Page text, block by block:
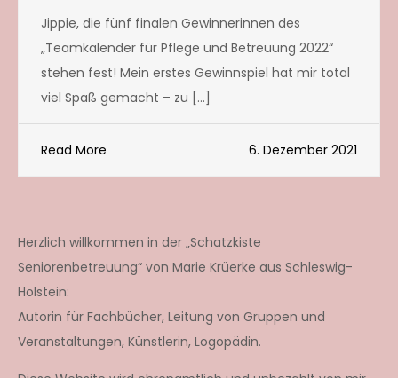
Jippie, die fünf finalen Gewinnerinnen des
„Teamkalender für Pflege und Betreuung 2022“
stehen fest! Mein erstes Gewinnspiel hat mir total
viel Spaß gemacht – zu […]
Read More 6. Dezember 2021
Herzlich willkommen in der „Schatzkiste
Seniorenbetreuung“ von Marie Krüerke aus Schleswig-
Holstein:
Autorin für Fachbücher, Leitung von Gruppen und
Veranstaltungen, Künstlerin, Logopädin.